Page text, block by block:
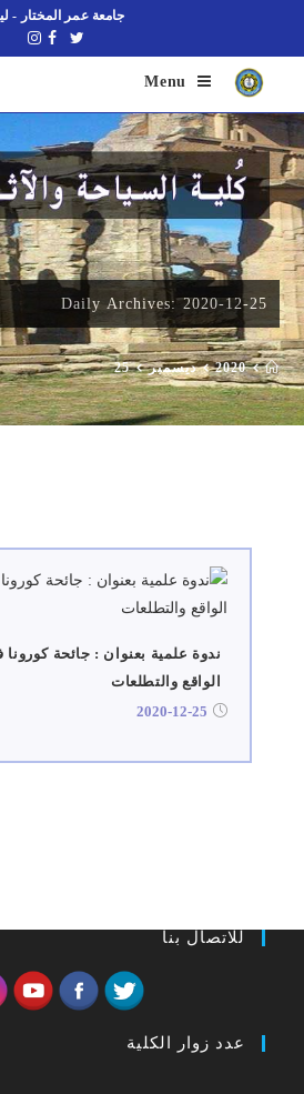
جامعة عمر المختار -
Menu
Daily Archives: 2020-12-25
2020 ديسمبر 25
ندوة علمية بعنوان : جائحة كورونا
الواقع والتطلعات
2020-12-25
للاتصال بنا
عدد زوار الكلية